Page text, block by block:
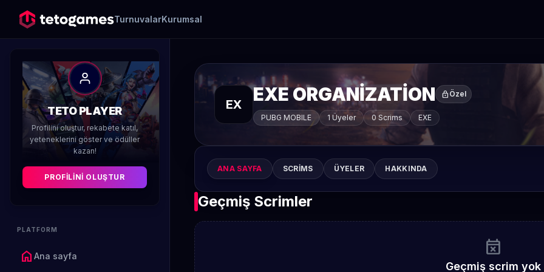
TurnuvalarKurumsal
TETO PLAYER
Profilini oluştur, rekabete katıl,
yeteneklerini göster ve ödüller
kazan!
PROFILINI OLUŞTUR
PLATFORM
home Ana sayfa
EX EXE ORGANİZATİON lock Özel
PUBG MOBILE 1 Üyeler 0 Scrims EXE
ANA SAYFA SCRIMS ÜYELER HAKKINDA
Geçmiş Scrimler
event_busy
Geçmiş scrim yok